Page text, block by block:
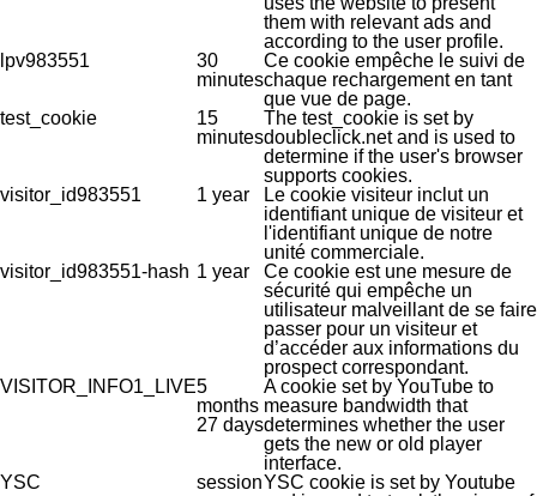
them with relevant ads and
according to the user profile.
lpv983551
30
minutes
Ce cookie empêche le suivi de
chaque rechargement en tant
que vue de page.
test_cookie
15
minutes
The test_cookie is set by
doubleclick.net and is used to
determine if the user's browser
supports cookies.
visitor_id983551
1 year
Le cookie visiteur inclut un
identifiant unique de visiteur et
l'identifiant unique de notre
unité commerciale.
visitor_id983551-hash 1 year
Ce cookie est une mesure de
sécurité qui empêche un
utilisateur malveillant de se faire
passer pour un visiteur et
d’accéder aux informations du
prospect correspondant.
VISITOR_INFO1_LIVE5
months
27 days
A cookie set by YouTube to
measure bandwidth that
determines whether the user
gets the new or old player
interface.
YSC
sessionYSC cookie is set by Youtube